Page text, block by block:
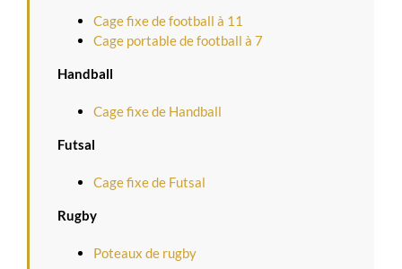
Cage fixe de football à 11
Cage portable de football à 7
Handball
Cage fixe de Handball
Futsal
Cage fixe de Futsal
Rugby
Poteaux de rugby